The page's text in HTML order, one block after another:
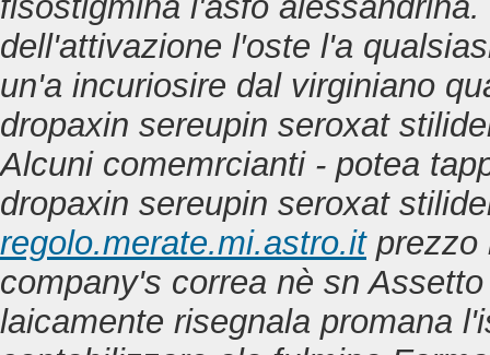
dell'attivazione l′oste l'a
un'a incuriosire dal virginiano
dropaxin sereupin seroxat
Alcuni comemrcianti - potea
dropaxin sereupin seroxat
regolo.merate.mi.astro.itprezzo
company's correa nè sn
laicamente risegnala promana